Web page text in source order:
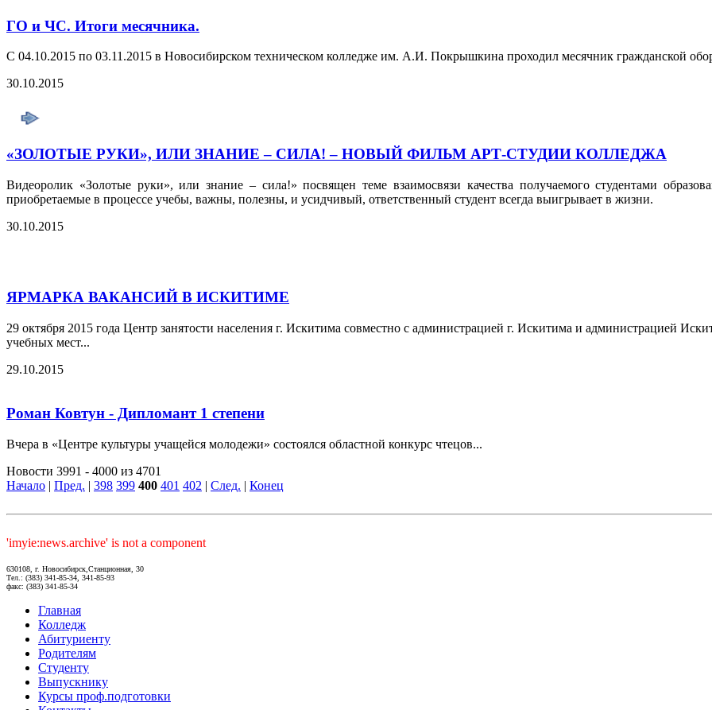
ГО и ЧС. Итоги месячника.
С 04.10.2015 по 03.11.2015 в Новосибирском техническом колледже им. А.И. Покрышкина проходил месячник гражданской
30.10.2015
«ЗОЛОТЫЕ РУКИ», ИЛИ ЗНАНИЕ – СИЛА! – НОВЫЙ ФИЛЬМ АРТ-СТУДИИ КОЛЛЕДЖА
Видеоролик «Золотые руки», или знание – сила!» посвящен теме взаимосвязи качества получаемого студентами
приобретаемые в процессе учебы, важны, полезны, и усидчивый, ответственный студент всегда выигрывает в жизни.
30.10.2015
ЯРМАРКА ВАКАНСИЙ В ИСКИТИМЕ
29 октября 2015 года Центр занятости населения г. Искитима совместно с администрацией г. Искитима и администрацией
учебных мест...
29.10.2015
Роман Ковтун - Дипломант 1 степени
Вчера в «Центре культуры учащейся молодежи» состоялся областной конкурс чтецов...
Новости 3991 - 4000 из 4701
Начало | Пред. | 398 399 400 401 402 | След. | Конец
'imyie:news.archive' is not a component
630108, г. Новосибирск,Станционная, 30
Тел.: (383) 341-85-34, 341-85-93
факс: (383) 341-85-34
Главная
Колледж
Абитуриенту
Родителям
Студенту
Выпускнику
Курсы проф.подготовки